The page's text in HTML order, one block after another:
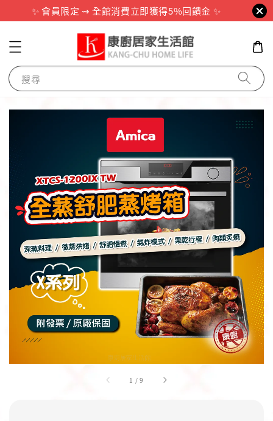
✨ 會員限定 ⇝ 全館消費立即獲得5%回饋金 ✨
搜尋
1 /9